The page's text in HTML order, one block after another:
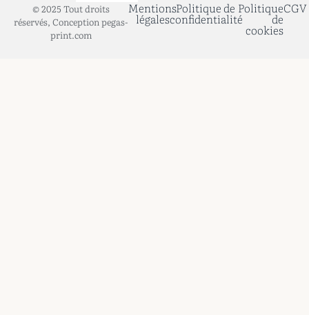
© 2025 Tout droits
réservés, Conception pegas-
print.com
Mentions
légales
Politique de
confidentialité
Politique
de
cookies
CGV